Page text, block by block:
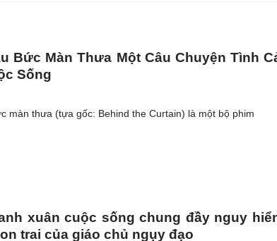
Bức Màn Thưa Một Câu Chuyện Tình
Sống
màn thưa (tựa gốc: Behind the Curtain) là một bộ phim
xuân cuộc sống chung đầy nguy
trai của giáo chủ ngụy đạo